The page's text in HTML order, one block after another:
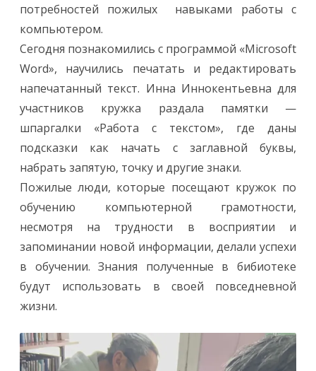
потребностей пожилых навыками работы с
компьютером.
Сегодня познакомились с программой «Microsoft
Word», научились печатать и редактировать
напечатанный текст. Инна Иннокентьевна для
участников кружка раздала памятки —
шпаргалки «Работа с текстом», где даны
подсказки как начать с заглавной буквы,
набрать запятую, точку и другие знаки.
Пожилые люди, которые посещают кружок по
обучению компьютерной грамотности,
несмотря на трудности в восприятии и
запоминании новой информации, делали успехи
в обучении. Знания полученные в бибиотеке
будут использовать в своей повседневной
жизни.